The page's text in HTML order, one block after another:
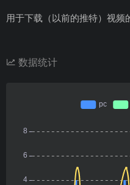
用于下载（以前的推特）视频
数据统计